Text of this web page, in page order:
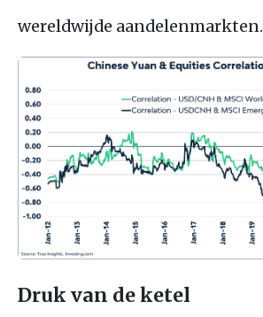
wereldwijde aandelenmarkten.
Druk van de ketel